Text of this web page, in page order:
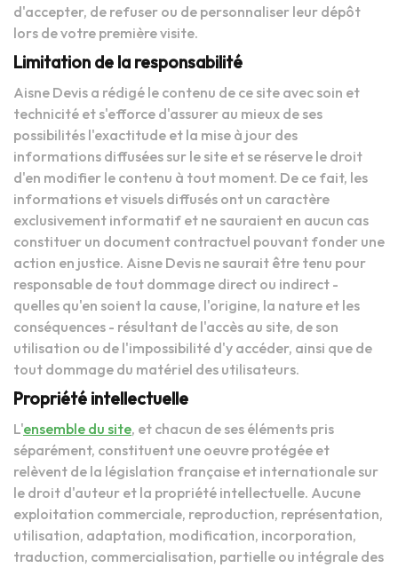
d'accepter, de refuser ou de personnaliser leur dépôt
lors de votre première visite.
Limitation de la responsabilité
Aisne Devis a rédigé le contenu de ce site avec soin et
technicité et s'efforce d'assurer au mieux de ses
possibilités l'exactitude et la mise à jour des
informations diffusées sur le site et se réserve le droit
d'en modifier le contenu à tout moment. De ce fait, les
informations et visuels diffusés ont un caractère
exclusivement informatif et ne sauraient en aucun cas
constituer un document contractuel pouvant fonder une
action en justice. Aisne Devis ne saurait être tenu pour
responsable de tout dommage direct ou indirect -
quelles qu'en soient la cause, l'origine, la nature et les
conséquences - résultant de l'accès au site, de son
utilisation ou de l'impossibilité d'y accéder, ainsi que de
tout dommage du matériel des utilisateurs.
Propriété intellectuelle
L'ensemble du site, et chacun de ses éléments pris
séparément, constituent une oeuvre protégée et
relèvent de la législation française et internationale sur
le droit d'auteur et la propriété intellectuelle. Aucune
exploitation commerciale, reproduction, représentation,
utilisation, adaptation, modification, incorporation,
traduction, commercialisation, partielle ou intégrale des